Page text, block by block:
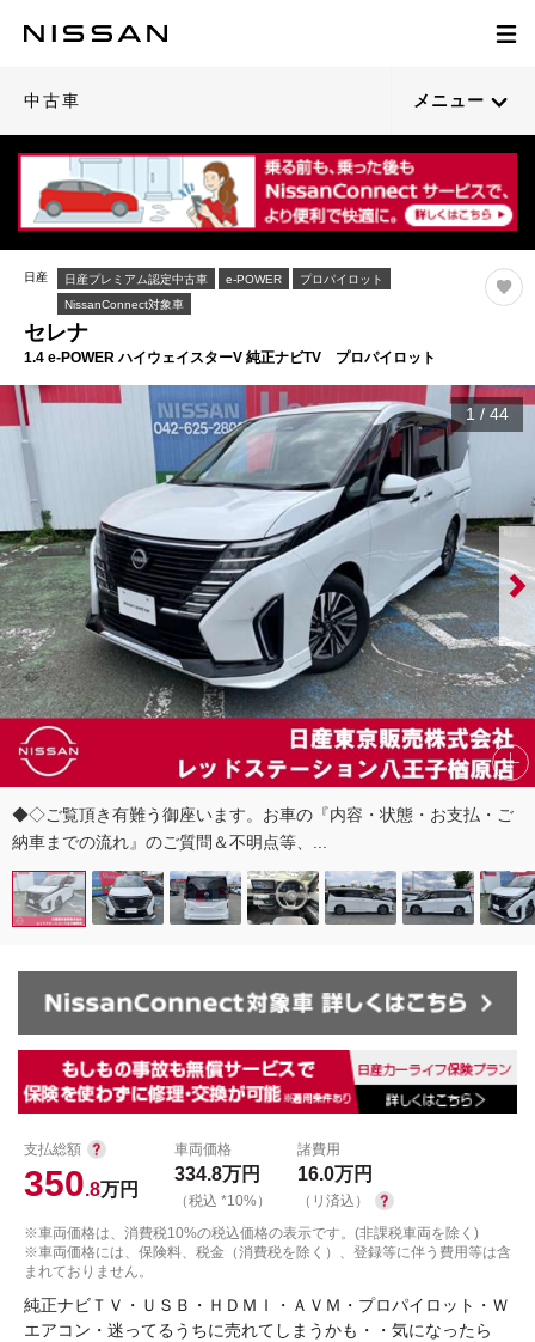
中古車 メニュー
日産 日産プレミアム認定中古車 e-POWER
プロパイロット
NissanConnect対象車
セレナ
1.4 e-POWER ハイウェイスターV 純正ナビTV プロパイロット
1 / 44
◆◇ご覧頂き有難う御座います。お車の『内容・状態・お支払・ご
納車までの流れ』のご質問＆不明点等、...
支払総額
350.8万円
車両価格
334.8万円
（税込 *10%）
諸費用
16.0万円
（リ済込）
※車両価格は、消費税10%の税込価格の表示です。(非課税車両を除く)
※車両価格には、保険料、税金（消費税を除く）、登録等に伴う費用等は含
まれておりません。
純正ナビＴＶ・ＵＳＢ・ＨＤＭＩ・ＡＶＭ・プロパイロット・Ｗ
エアコン・迷ってるうちに売れてしまうかも・・気になったら